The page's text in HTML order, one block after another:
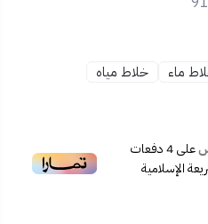
صيحات التصميم
الإيطالية المتينة
الدش القياسية
وتثبيت سهل
الداكنة
والفنادق
ماء
خلاط مياه
على4دفعات
الإسلامية